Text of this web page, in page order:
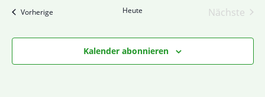
VorherigeVeranstaltungen Heute
Nächste
Kalender abonnieren